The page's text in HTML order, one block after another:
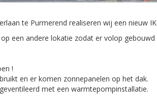
te Purmerend realiseren wij een nieuw
een andere lokatie zodat er volop
!
en er komen zonnepanelen op het dak.
met een warmtepompinstallatie.